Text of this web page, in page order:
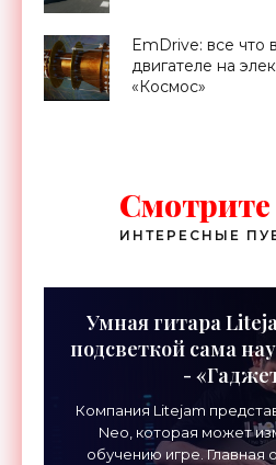
EmDrive: все что
двигателе на
«Космос»
ИНТЕРЕСНЫЕ
Умная гитара
подсветкой сама
-
Компания Litejam
Neo, которая может
обучению игре. Главная